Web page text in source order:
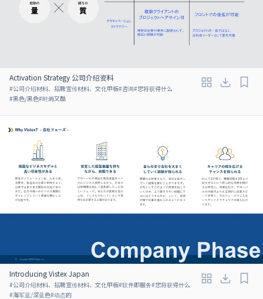
Activation Strategy 公司介绍资料
#公司介绍材料、招聘宣传材料、文化甲板#咨询#您将获得什么
#黑色/黑色#时尚又酷
Introducing Vistex Japan
#公司介绍材料、招聘宣传材料、文化甲板#软件即服务#您将获得什么
#海军蓝/深蓝色#动态的